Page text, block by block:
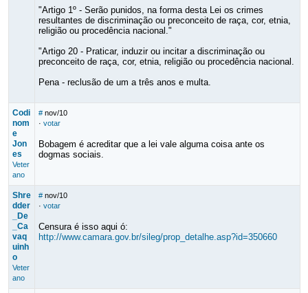
"Artigo 1º - Serão punidos, na forma desta Lei os crimes
resultantes de discriminação ou preconceito de raça, cor, etnia,
religião ou procedência nacional."
"Artigo 20 - Praticar, induzir ou incitar a discriminação ou
preconceito de raça, cor, etnia, religião ou procedência nacional.
Pena - reclusão de um a três anos e multa.
Codi
nom
e
Jon
es
Veter
ano
# nov/10
· votar
Bobagem é acreditar que a lei vale alguma coisa ante os
dogmas sociais.
Shre
dder
_De
_Ca
vaq
uinh
o
Veter
ano
# nov/10
· votar
Censura é isso aqui ó:
http://www.camara.gov.br/sileg/prop_detalhe.asp?id=350660